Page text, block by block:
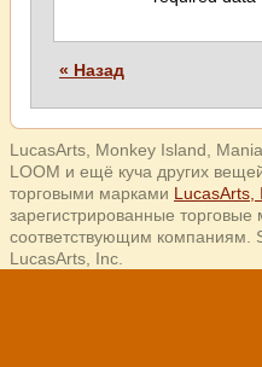
« Назад
LucasArts, Monkey Island,
LOOM и ещё куча других
торговыми марками LucasArts,
зарегистрированные
соответствующим компаниям.
LucasArts, Inc.